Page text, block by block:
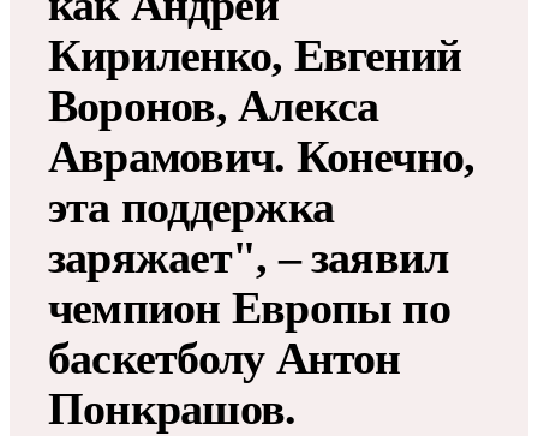
Кириленко, Евгений
Воронов, Алекса
Аврамович. Конечно,
эта поддержка
заряжает", – заявил
чемпион Европы по
баскетболу Антон
Понкрашов.